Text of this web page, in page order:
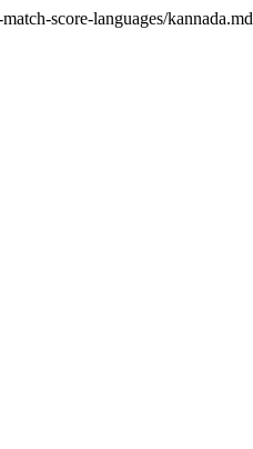
score-languages/kannada.md